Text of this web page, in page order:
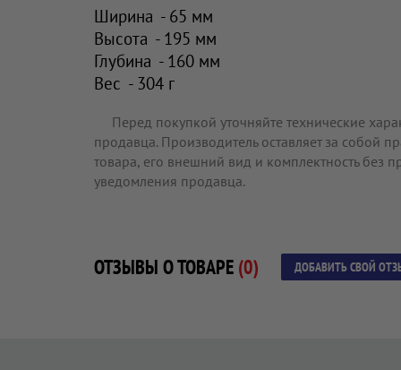
Ширина - 65 мм
Высота - 195 мм
Глубина - 160 мм
Вес - 304 г
Перед покупкой уточняйте технические
продавца. Производитель оставляет за собой
товара, его внешний вид и комплектность без
уведомления продавца.
ОТЗЫВЫ О ТОВАРЕ (0) ДОБАВИТЬ СВОЙ